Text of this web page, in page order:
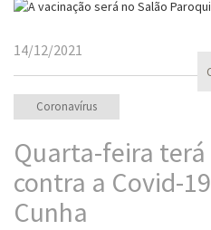
14/12/2021
Coronavírus
Quarta-feira
contra a Covid-
Cunha